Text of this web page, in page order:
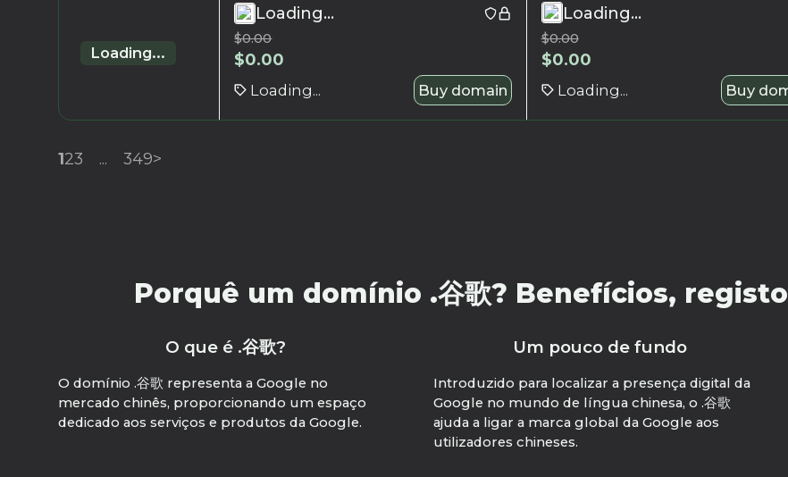
Loading...
Loading...
$0.00
$0.00
Loading... Buy domain
Loading...
$0.00
$0.00
Loading... Buy
123 ... 349>
Porquê um domínio .谷歌? Benefícios,
O que é .谷歌?
O domínio .谷歌 representa a Google no
mercado chinês, proporcionando um espaço
dedicado aos serviços e produtos da Google.
Um pouco de fundo
Introduzido para localizar a presença digital da
Google no mundo de língua chinesa, o .谷歌
ajuda a ligar a marca global da Google aos
utilizadores chineses.